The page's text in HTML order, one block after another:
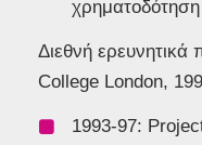
Διεθνή
College London,
1993-97: